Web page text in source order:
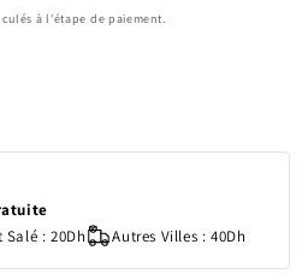
à l'étape de paiement.
: 20Dh
Autres Villes : 40Dh